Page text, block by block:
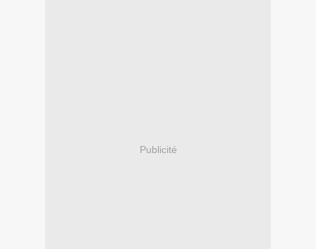
Publicité